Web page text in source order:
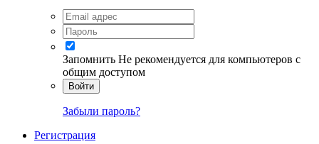
Запомнить Не рекомендуется для компьютеров с
общим доступом
Войти
Забыли пароль?
Регистрация